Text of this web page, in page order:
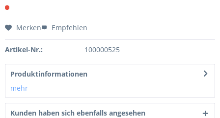
Merken Empfehlen
Artikel-Nr.: 100000525
Produktinformationen
mehr
Kunden haben sich ebenfalls angesehen